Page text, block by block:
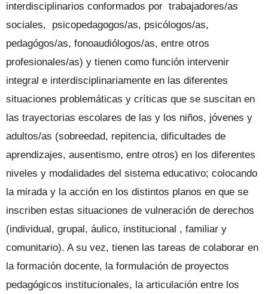
interdisciplinarios conformados por trabajadores/as
sociales, psicopedagogos/as, psicólogos/as,
pedagógos/as, fonoaudiólogos/as, entre otros
profesionales/as) y tienen como función intervenir
integral e interdisciplinariamente en las diferentes
situaciones problemáticas y críticas que se suscitan en
las trayectorias escolares de las y los niños, jóvenes y
adultos/as (sobreedad, repitencia, dificultades de
aprendizajes, ausentismo, entre otros) en los diferentes
niveles y modalidades del sistema educativo; colocando
la mirada y la acción en los distintos planos en que se
inscriben estas situaciones de vulneración de derechos
(individual, grupal, áulico, institucional , familiar y
comunitario). A su vez, tienen las tareas de colaborar en
la formación docente, la formulación de proyectos
pedagógicos institucionales, la articulación entre los